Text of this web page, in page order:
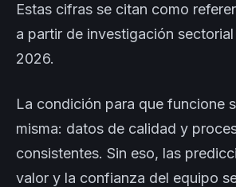
Estas cifras se citan como
a partir de investigación
2026.
La condición para que funcione
misma: datos de calidad y
consistentes. Sin eso, las
valor y la confianza del equipo